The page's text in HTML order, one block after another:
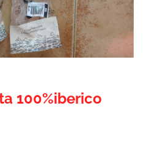
100%iberico